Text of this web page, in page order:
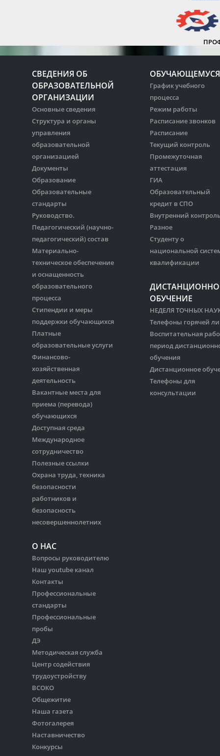
СВЕДЕНИЯ ОБ
ОБРАЗОВАТЕЛЬНОЙ
ОРГАНИЗАЦИИ
Основные сведения
Структура и органы
управления
образовательной
организацией
Документы
Образование
Образовательные
стандарты
Руководство.
Педагогический (научно-
педагогический) состав
Материально-
техническое обеспечение
и оснащенность
образовательного
процесса
Стипендии и меры
поддержки обучающихся
Платные
образовательные услуги
Финансово-
хозяйственная
деятельность
Вакантные места для
приема (перевода)
обучающихся
Доступная среда
Международное
сотрудничество
Полезные ссылки
Охрана труда, техника
безопасности
работников и
безопасность
несовершеннолетних
О НАС
Вопросы руководителю
Наш youtube канал
Контакты
Профессиональные
стандарты
Профессиональные
пробы
ДЭ
Методическая служба
Центр содействия
трудоустройству
ВСОКО
Общежитие
Наша газета
Фотогалерея
Наставничество
Конкурсы
ОБУЧАЮЩЕМУСЯ
График учебного
процесса
Режим работы
Расписание звонков
Расписание
Текущий контроль
Промежуточная
аттестация
ГИА
Образовательный
кредит в СПО
Внутренний
Разное
Студенту о
национальной
квалификации
ОБУЧЕНИЕ
НЕДЕЛЯ ТОЧНЫХ
Телефоны горячей
Воспитательная
период
обучения
Дистанционное
Телефоны для
консультации